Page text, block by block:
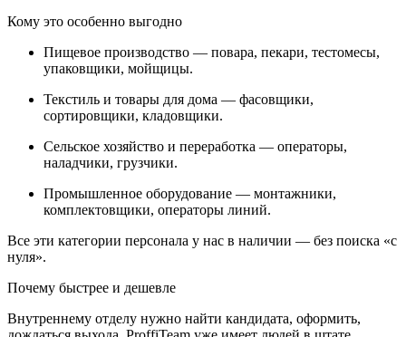
Кому это особенно выгодно
Пищевое производство — повара, пекари, тестомесы,
упаковщики, мойщицы.
Текстиль и товары для дома — фасовщики,
сортировщики, кладовщики.
Сельское хозяйство и переработка — операторы,
наладчики, грузчики.
Промышленное оборудование — монтажники,
комплектовщики, операторы линий.
Все эти категории персонала у нас в наличии — без поиска «с
нуля».
Почему быстрее и дешевле
Внутреннему отделу нужно найти кандидата, оформить,